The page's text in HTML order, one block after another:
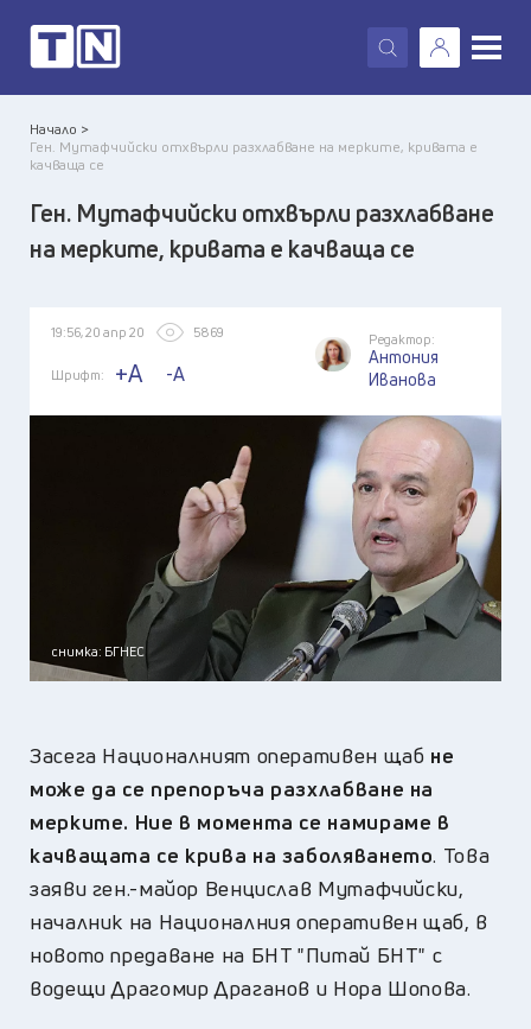
X
Начало >
Ген. Мутафчийски отхвърли разхлабване на мерките, кривата е
качваща се
Ген. Мутафчийски отхвърли разхлабване
на мерките, кривата е качваща се
19:56, 20 апр 20 5869
Шрифт: +A -A
Редактор:
Антония
Иванова
снимка: БГНЕС
Засега Националният оперативен щаб не
може да се препоръча разхлабване на
мерките. Ние в момента се намираме в
качващата се крива на заболяването. Това
заяви ген.-майор Венцислав Мутафчийски,
началник на Националния оперативен щаб, в
новото предаване на БНТ "Питай БНТ" с
водещи Драгомир Драганов и Нора Шопова.